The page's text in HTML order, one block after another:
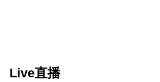
Live直播